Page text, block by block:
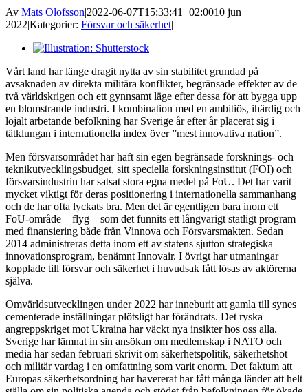
Av Mats Olofsson|2022-06-07T15:33:41+02:0010 jun
2022|Kategorier: Försvar och säkerhet|
Visa
bild
Vårt land har länge dragit nytta av sin stabilitet grundad på
avsaknaden av direkta militära konflikter, begränsade effekter av de
två världskrigen och ett gynnsamt läge efter dessa för att bygga upp
en blomstrande industri. I kombination med en ambitiös, ihärdig och
lojalt arbetande befolkning har Sverige år efter år placerat sig i
tätklungan i internationella index över ”mest innovativa nation”.
Men försvarsområdet har haft sin egen begränsade forsknings- och
teknikutvecklingsbudget, sitt speciella forskningsinstitut (FOI) och
försvarsindustrin har satsat stora egna medel på FoU. Det har varit
mycket viktigt för deras positionering i internationella sammanhang
och de har ofta lyckats bra. Men det är egentligen bara inom ett
FoU-område – flyg – som det funnits ett långvarigt statligt program
med finansiering både från Vinnova och Försvarsmakten. Sedan
2014 administreras detta inom ett av statens sjutton strategiska
innovationsprogram, benämnt Innovair. I övrigt har utmaningar
kopplade till försvar och säkerhet i huvudsak fått lösas av aktörerna
själva.
Omvärldsutvecklingen under 2022 har inneburit att gamla till synes
cementerade inställningar plötsligt har förändrats. Det ryska
angreppskriget mot Ukraina har väckt nya insikter hos oss alla.
Sverige har lämnat in sin ansökan om medlemskap i NATO och
media har sedan februari skrivit om säkerhets­politik, säkerhetshot
och militär vardag i en omfattning som varit enorm. Det faktum att
Europas säkerhetsordning har havererat har fått många länder att helt